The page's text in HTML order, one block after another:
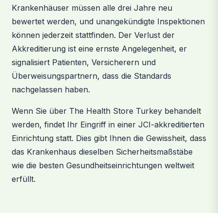
Krankenhäuser müssen alle drei Jahre neu
bewertet werden, und unangekündigte Inspektionen
können jederzeit stattfinden. Der Verlust der
Akkreditierung ist eine ernste Angelegenheit, er
signalisiert Patienten, Versicherern und
Überweisungspartnern, dass die Standards
nachgelassen haben.
Wenn Sie über The Health Store Turkey behandelt
werden, findet Ihr Eingriff in einer JCI-akkreditierten
Einrichtung statt. Dies gibt Ihnen die Gewissheit, dass
das Krankenhaus dieselben Sicherheitsmaßstäbe
wie die besten Gesundheitseinrichtungen weltweit
erfüllt.